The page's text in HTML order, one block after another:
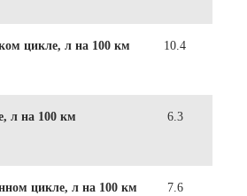
цикле, л на 100 км 10.4
л на 100 км 6.3
цикле, л на 100 км 7.6